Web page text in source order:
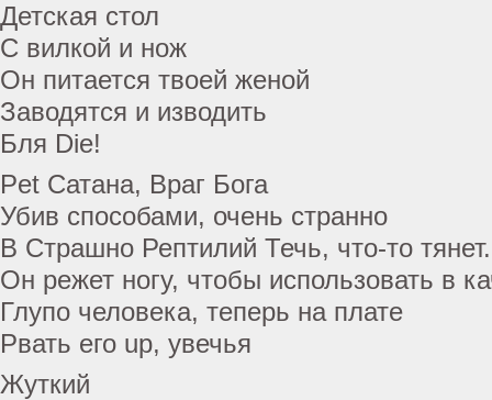
Детская стол
С вилкой и нож
Он питается твоей женой
Заводятся и изводить
Бля Die!
Pet Сатана, Враг Бога
Убив способами, очень странно
В Страшно Рептилий Течь, что-то
Он режет ногу, чтобы использовать в
Глупо человека, теперь на плате
Рвать его up, увечья
Жуткий